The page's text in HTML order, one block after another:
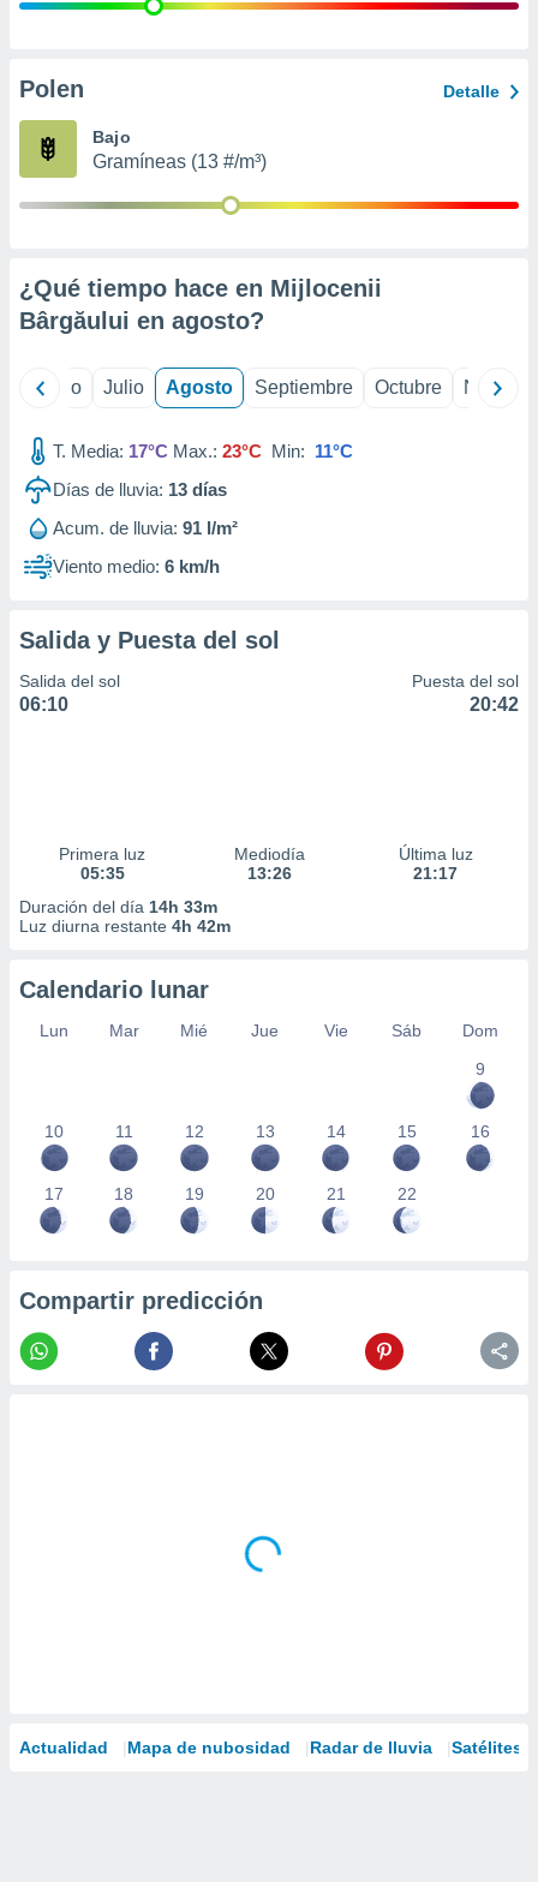
e
publicidad
Polen Detalle
Bajo
Gramíneas (13 #/m³)
¿Qué tiempo hace en Mijlocenii
Bârgăului en agosto?
Junio Julio Agosto Septiembre Octubre
T. Media: 17°C Max.: 23°C Min: 11°C
Días de lluvia: 13 días
Acum. de lluvia: 91 l/m²
Viento medio: 6 km/h
Salida y Puesta del sol
Salida del sol
06:10
Puesta del sol
20:42
Primera luz
05:35
Mediodía
13:26
Última luz
21:17
Duración del día 14h 33m
Luz diurna restante 4h 42m
Calendario lunar
Lun Mar Mié Jue Vie Sáb
Dom
9
10 11 12 13 14 15 16
17 18 19 20 21 22
Compartir predicción
Actualidad Mapa de nubosidad Radar de lluvia Satélites